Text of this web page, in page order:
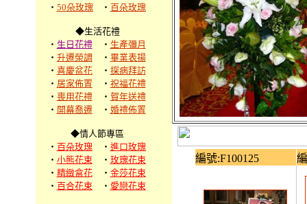
‧ 50朵玫瑰 ‧ 百朵玫瑰
◆生活花禮
‧ 生日花禮 ‧ 生產彌月
‧ 升遷榮調 ‧ 畢業表揚
‧ 喜慶盆花 ‧ 探病拜訪
‧ 居家佈置 ‧ 祝福花禮
‧ 喪用花禮 ‧ 賀年送禮
‧ 開幕喬遷 ‧ 婚禮佈置
◆情人節專區
‧ 百朵玫瑰 ‧ 進口玫瑰
‧ 小熊花束 ‧ 玫瑰花束
‧ 精緻盒花 ‧ 金莎花束
‧ 百合花束 ‧ 愛戀花束
編號:F100125